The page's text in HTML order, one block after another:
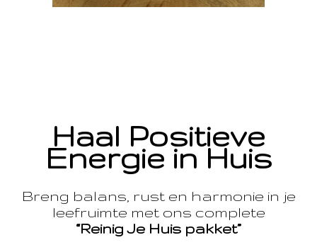
Haal Positieve
Energie in Huis
Breng balans, rust en harmonie in je
leefruimte met ons complete
“Reinig Je Huis pakket”